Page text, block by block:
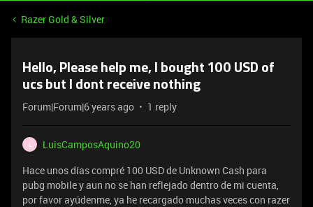
Razer Gold & Silver
Hello, Please help me, I bought 100 USD of
ucs but I dont receive nothing
Forum|Forum|6 years ago 1 reply
LuisCamposAquino20
Hace unos días compré 100 USD de Unknown Cash para
pubg mobile y aun no se han reflejado dentro de mi cuenta,
por favor ayúdenme, ya he recargado muchas veces con razer